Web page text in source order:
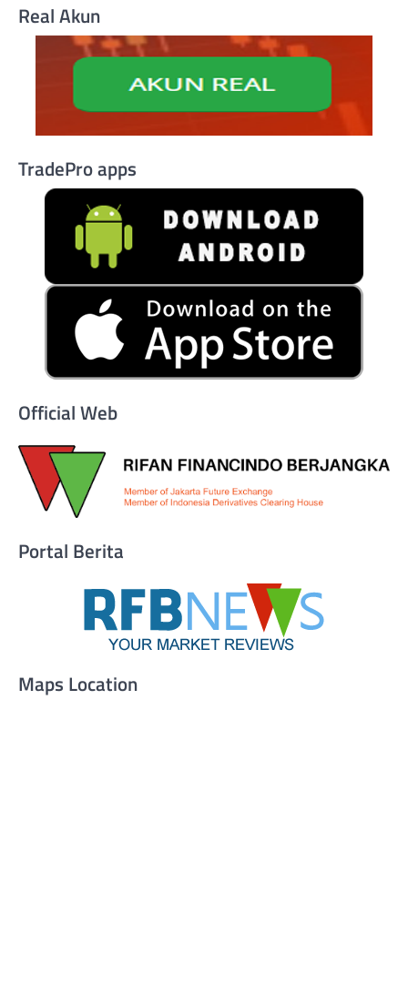
Real Akun
TradePro apps
Official Web
Portal Berita
Maps Location